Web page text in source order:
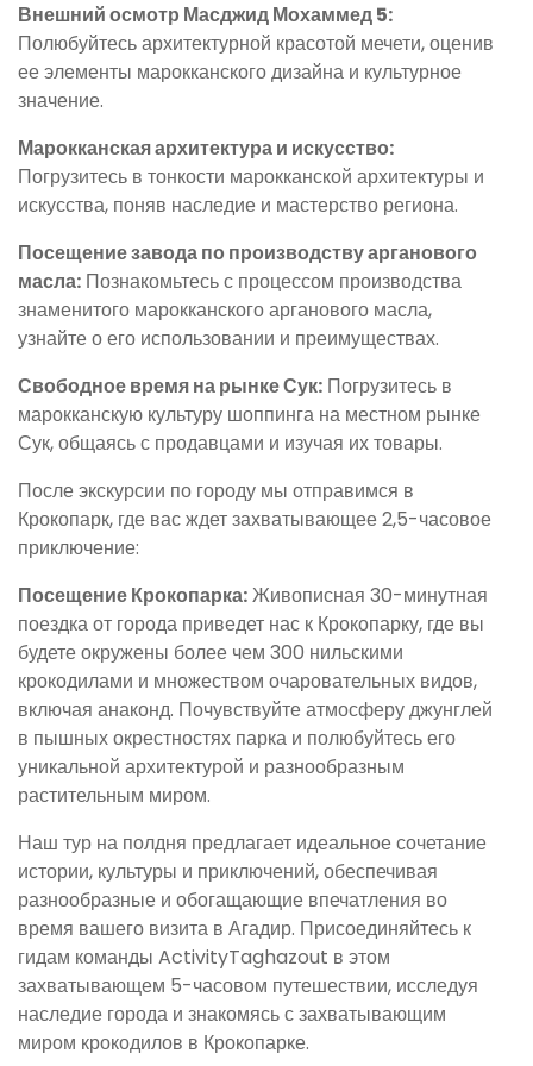
Внешний осмотр Масджид Мохаммед 5:
Полюбуйтесь архитектурной красотой мечети, оценив
ее элементы марокканского дизайна и культурное
значение.
Марокканская архитектура и искусство:
Погрузитесь в тонкости марокканской архитектуры и
искусства, поняв наследие и мастерство региона.
Посещение завода по производству арганового
масла: Познакомьтесь с процессом производства
знаменитого марокканского арганового масла,
узнайте о его использовании и преимуществах.
Свободное время на рынке Сук: Погрузитесь в
марокканскую культуру шоппинга на местном рынке
Сук, общаясь с продавцами и изучая их товары.
После экскурсии по городу мы отправимся в
Крокопарк, где вас ждет захватывающее 2,5-часовое
приключение:
Посещение Крокопарка:Живописная 30-минутная
поездка от города приведет нас к Крокопарку, где вы
будете окружены более чем 300 нильскими
крокодилами и множеством очаровательных видов,
включая анаконд. Почувствуйте атмосферу джунглей
в пышных окрестностях парка и полюбуйтесь его
уникальной архитектурой и разнообразным
растительным миром.
Наш тур на полдня предлагает идеальное сочетание
истории, культуры и приключений, обеспечивая
разнообразные и обогащающие впечатления во
время вашего визита в Агадир. Присоединяйтесь к
гидам команды ActivityTaghazout в этом
захватывающем 5-часовом путешествии, исследуя
наследие города и знакомясь с захватывающим
миром крокодилов в Крокопарке.